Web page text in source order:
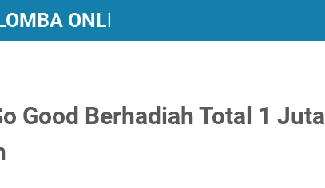
ONLINE BERHADIAH
Good Berhadiah Total 1 Juta